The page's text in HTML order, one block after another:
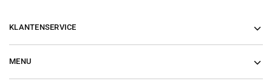
KLANTENSERVICE
MENU